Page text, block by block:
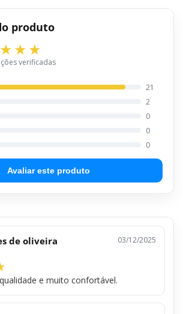
produto
verificadas
21
2
0
0
0
Avaliar este produto
de oliveira 03/12/2025
e muito confortável.